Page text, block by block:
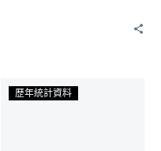
歷年統計資料